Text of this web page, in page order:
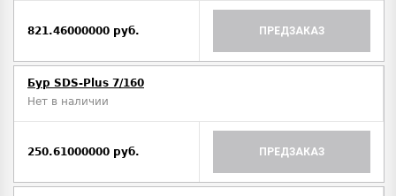
821.46000000 руб. ПРЕДЗАКАЗ
Бур SDS-Plus 7/160
Нет в наличии
250.61000000 руб. ПРЕДЗАКАЗ